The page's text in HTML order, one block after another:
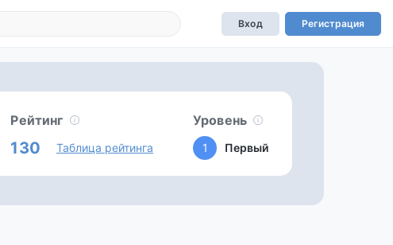
Вход Регистрация
Рейтинг
130 Таблица рейтинга
Уровень
1 Первый